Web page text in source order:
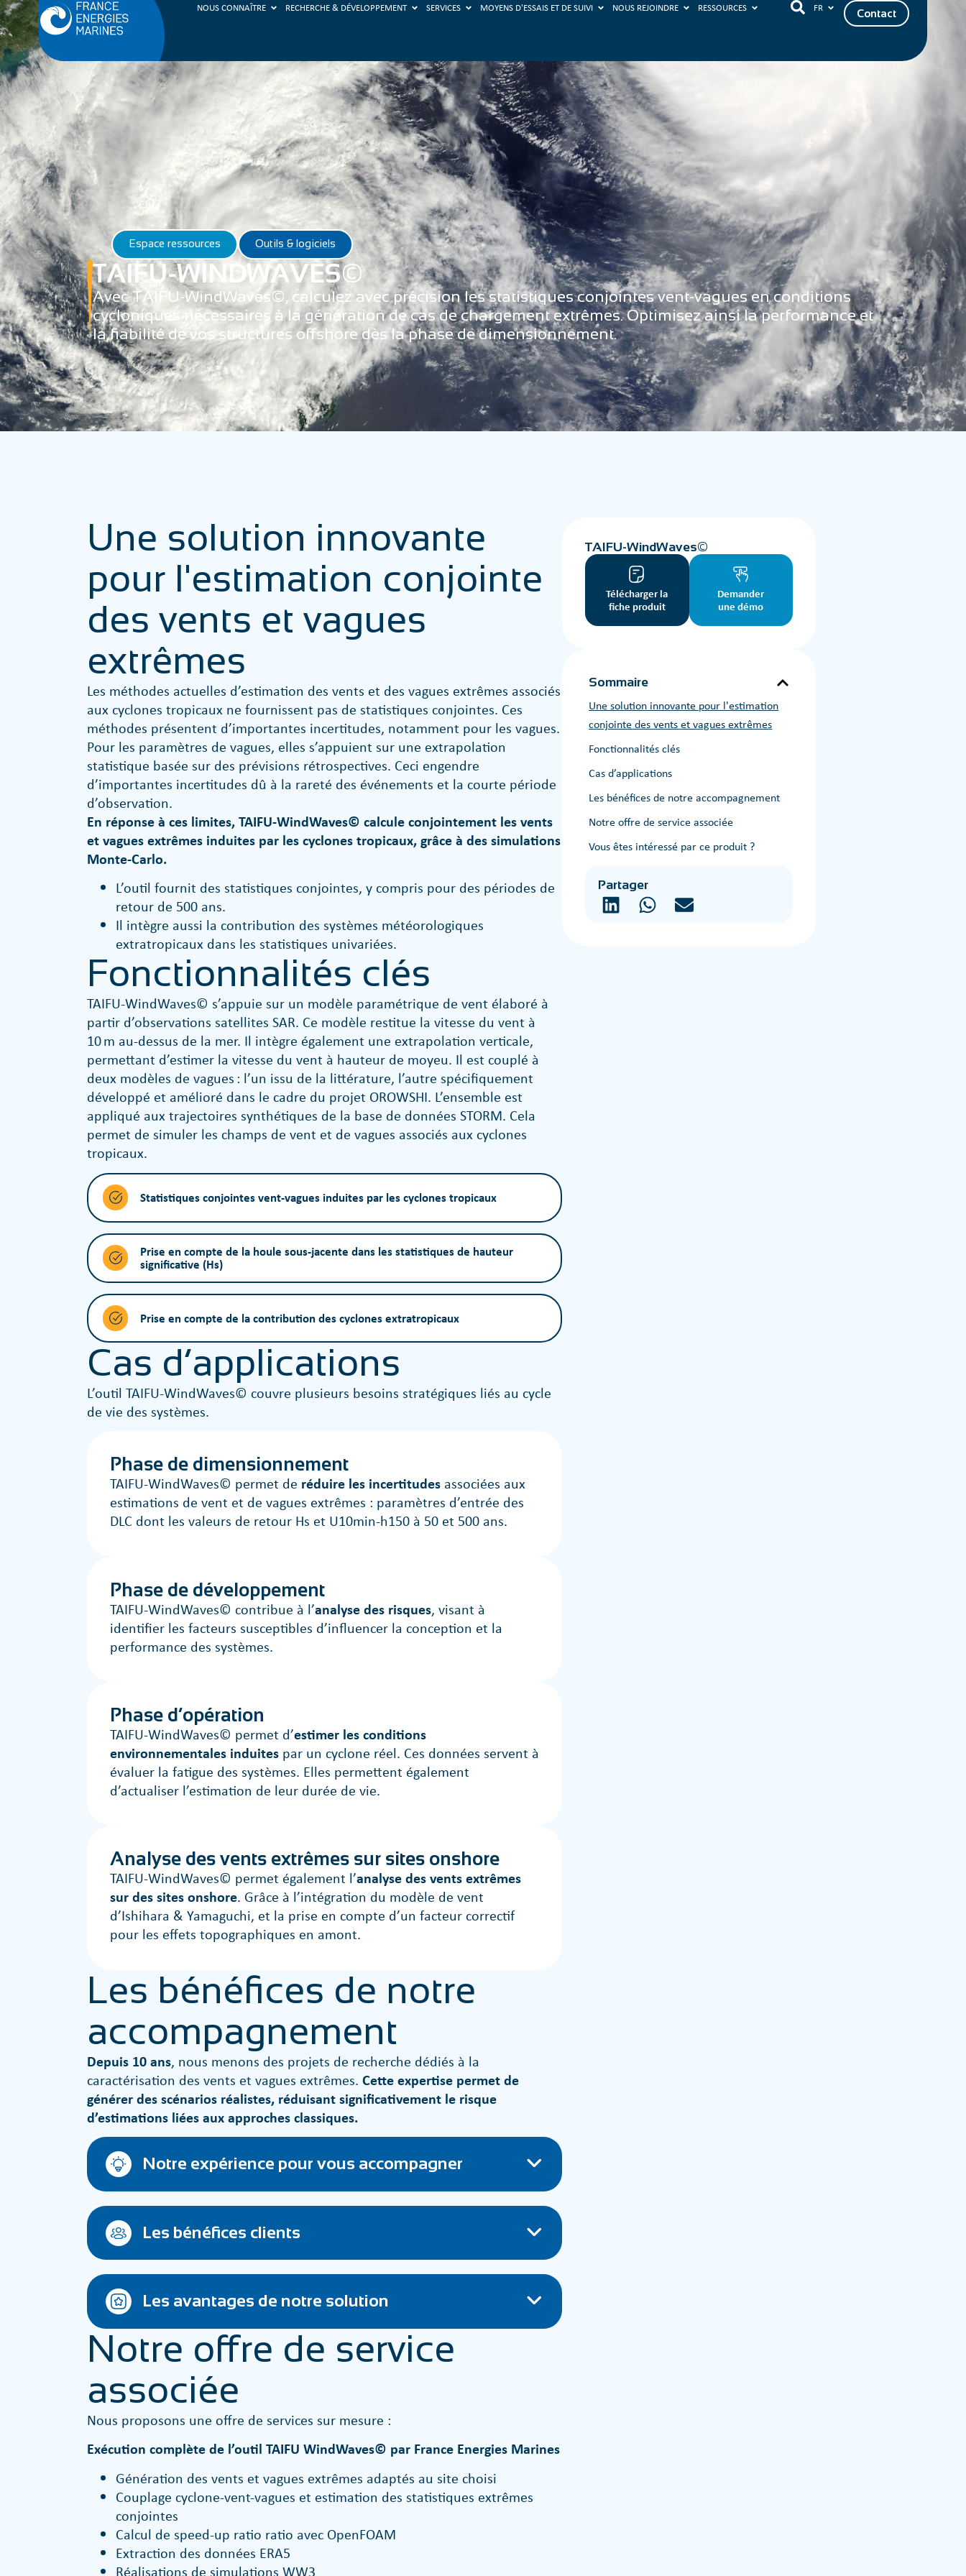
NOUS CONNAÎTRE RECHERCHE & DÉVELOPPEMENT SERVICES MOYENS D'ESSAIS ET DE SUIVI NOUS REJOINDRE RESSOURCES FR Contact
Espace ressources Outils & logiciels
TAIFU-WINDWAVES©
Avec TAIFU-WindWaves©, calculez avec précision les statistiques conjointes vent-vagues en conditions
cycloniques nécessaires à la génération de cas de chargement extrêmes. Optimisez ainsi la performance et
la fiabilité de vos structures offshore dès la phase de dimensionnement.
Une solution innovante
pour l'estimation conjointe
des vents et vagues
extrêmes
Les méthodes actuelles d’estimation des vents et des vagues extrêmes associés
aux cyclones tropicaux ne fournissent pas de statistiques conjointes. Ces
méthodes présentent d’importantes incertitudes, notamment pour les vagues.
Pour les paramètres de vagues, elles s’appuient sur une extrapolation
statistique basée sur des prévisions rétrospectives. Ceci engendre
d’importantes incertitudes dû à la rareté des événements et la courte période
d’observation.
En réponse à ces limites, TAIFU-WindWaves© calcule conjointement les vents
et vagues extrêmes induites par les cyclones tropicaux, grâce à des simulations
Monte-Carlo.
L’outil fournit des statistiques conjointes, y compris pour des périodes de
retour de 500 ans.
Il intègre aussi la contribution des systèmes météorologiques
extratropicaux dans les statistiques univariées.
Fonctionnalités clés
TAIFU-WindWaves© s’appuie sur un modèle paramétrique de vent élaboré à
partir d’observations satellites SAR. Ce modèle restitue la vitesse du vent à
10 m au-dessus de la mer. Il intègre également une extrapolation verticale,
permettant d’estimer la vitesse du vent à hauteur de moyeu. Il est couplé à
deux modèles de vagues : l’un issu de la littérature, l’autre spécifiquement
développé et amélioré dans le cadre du projet OROWSHI. L’ensemble est
appliqué aux trajectoires synthétiques de la base de données STORM. Cela
permet de simuler les champs de vent et de vagues associés aux cyclones
tropicaux.
Statistiques conjointes vent-vagues induites par les cyclones tropicaux
Prise en compte de la houle sous-jacente dans les statistiques de hauteur
significative (Hs)
Prise en compte de la contribution des cyclones extratropicaux
Cas d’applications
L’outil TAIFU-WindWaves© couvre plusieurs besoins stratégiques liés au cycle
de vie des systèmes.
Phase de dimensionnement
TAIFU-WindWaves© permet de réduire les incertitudesassociées aux
estimations de vent et de vagues extrêmes : paramètres d’entrée des
DLC dont les valeurs de retour Hs et U10min-h150 à 50 et 500 ans.
Phase de développement
TAIFU-WindWaves© contribue à l’analyse des risques, visant à
identifier les facteurs susceptibles d’influencer la conception et la
performance des systèmes.
Phase d’opération
TAIFU-WindWaves© permet d’estimer les conditions
environnementales induites par un cyclone réel. Ces données servent à
évaluer la fatigue des systèmes. Elles permettent également
d’actualiser l’estimation de leur durée de vie.
Analyse des vents extrêmes sur sites onshore
TAIFU-WindWaves© permet également l’analyse des vents extrêmes
sur des sites onshore. Grâce à l’intégration du modèle de vent
d’Ishihara & Yamaguchi, et la prise en compte d’un facteur correctif
pour les effets topographiques en amont.
Les bénéfices de notre
accompagnement
Depuis 10 ans, nous menons des projets de recherche dédiés à la
caractérisation des vents et vagues extrêmes. Cette expertise permet de
générer des scénarios réalistes, réduisant significativement le risque
d’estimations liées aux approches classiques.
Notre expérience pour vous accompagner
Les bénéfices clients
Les avantages de notre solution
Notre offre de service
associée
Nous proposons une offre de services sur mesure :
Exécution complète de l’outil TAIFU WindWaves© par France Energies Marines
Génération des vents et vagues extrêmes adaptés au site choisi
Couplage cyclone-vent-vagues et estimation des statistiques extrêmes
conjointes
Calcul de speed-up ratio ratio avec OpenFOAM
Extraction des données ERA5
Réalisations de simulations WW3
TAIFU-WindWaves©
Télécharger la
fiche produit
Demander
une démo
Sommaire
Une solution innovante pour l'estimation
conjointe des vents et vagues extrêmes
Fonctionnalités clés
Cas d’applications
Les bénéfices de notre accompagnement
Notre offre de service associée
Vous êtes intéressé par ce produit ?
Partager